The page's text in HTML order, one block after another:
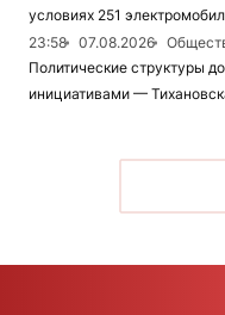
условиях 251
23:58
07.08.2026
Политические структуры
инициативами —